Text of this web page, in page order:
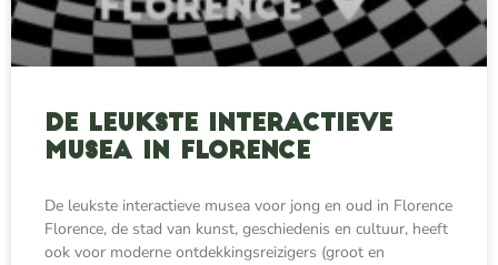
De leukste interactieve
musea in Florence
De leukste interactieve musea voor jong en oud in Florence
Florence, de stad van kunst, geschiedenis en cultuur, heeft
ook voor moderne ontdekkingsreizigers (groot en